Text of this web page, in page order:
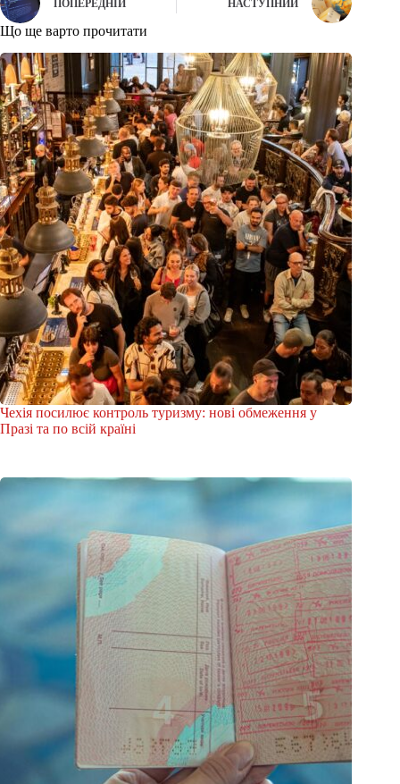
ПОПЕРЕДНІЙ НАСТУПНИЙ
Що ще варто прочитати
Чехія посилює контроль туризму: нові обмеження у
Празі та по всій країні